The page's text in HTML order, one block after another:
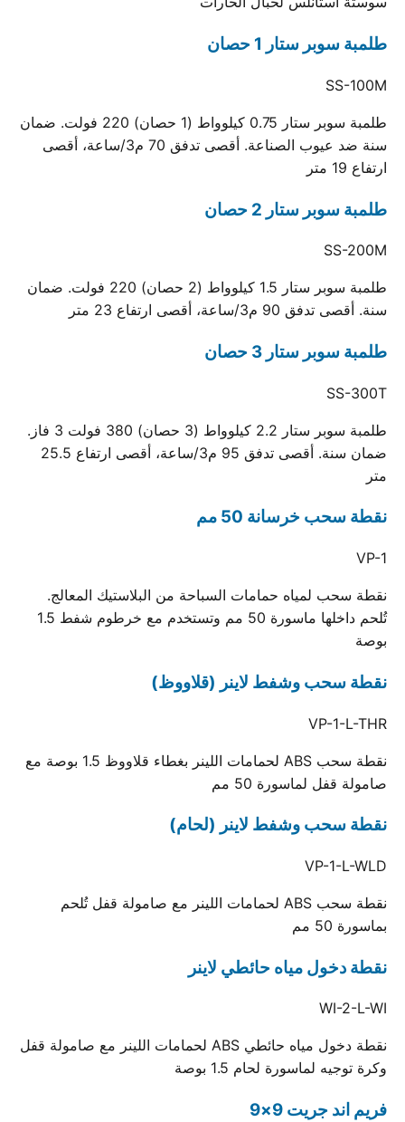
طلمبة سوبر ستار 1 حصان
SS-100M
طلمبة سوبر ستار 0.75 كيلوواط (1 حصان) 220 فولت. ضمان
سنة ضد عيوب الصناعة. أقصى تدفق 70 م3/ساعة، أقصى
ارتفاع 19 متر
طلمبة سوبر ستار 2 حصان
SS-200M
طلمبة سوبر ستار 1.5 كيلوواط (2 حصان) 220 فولت. ضمان
سنة. أقصى تدفق 90 م3/ساعة، أقصى ارتفاع 23 متر
طلمبة سوبر ستار 3 حصان
SS-300T
طلمبة سوبر ستار 2.2 كيلوواط (3 حصان) 380 فولت 3 فاز.
ضمان سنة. أقصى تدفق 95 م3/ساعة، أقصى ارتفاع 25.5
متر
نقطة سحب خرسانة 50 مم
VP-1
نقطة سحب لمياه حمامات السباحة من البلاستيك المعالج.
تُلحم داخلها ماسورة 50 مم وتستخدم مع خرطوم شفط 1.5
بوصة
نقطة سحب وشفط لاينر (قلاووظ)
VP-1-L-THR
نقطة سحب ABS لحمامات اللينر بغطاء قلاووظ 1.5 بوصة مع
صامولة قفل لماسورة 50 مم
نقطة سحب وشفط لاينر (لحام)
VP-1-L-WLD
نقطة سحب ABS لحمامات اللينر مع صامولة قفل تُلحم
بماسورة 50 مم
نقطة دخول مياه حائطي لاينر
WI-2-L-WI
نقطة دخول مياه حائطي ABS لحمامات اللينر مع صامولة قفل
وكرة توجيه لماسورة لحام 1.5 بوصة
فريم اند جريت 9×9